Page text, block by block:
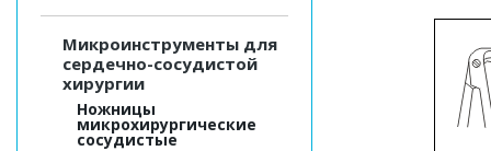
Микроинструменты для
сердечно-сосудистой
хирургии
Ножницы
микрохирургические
сосудистые